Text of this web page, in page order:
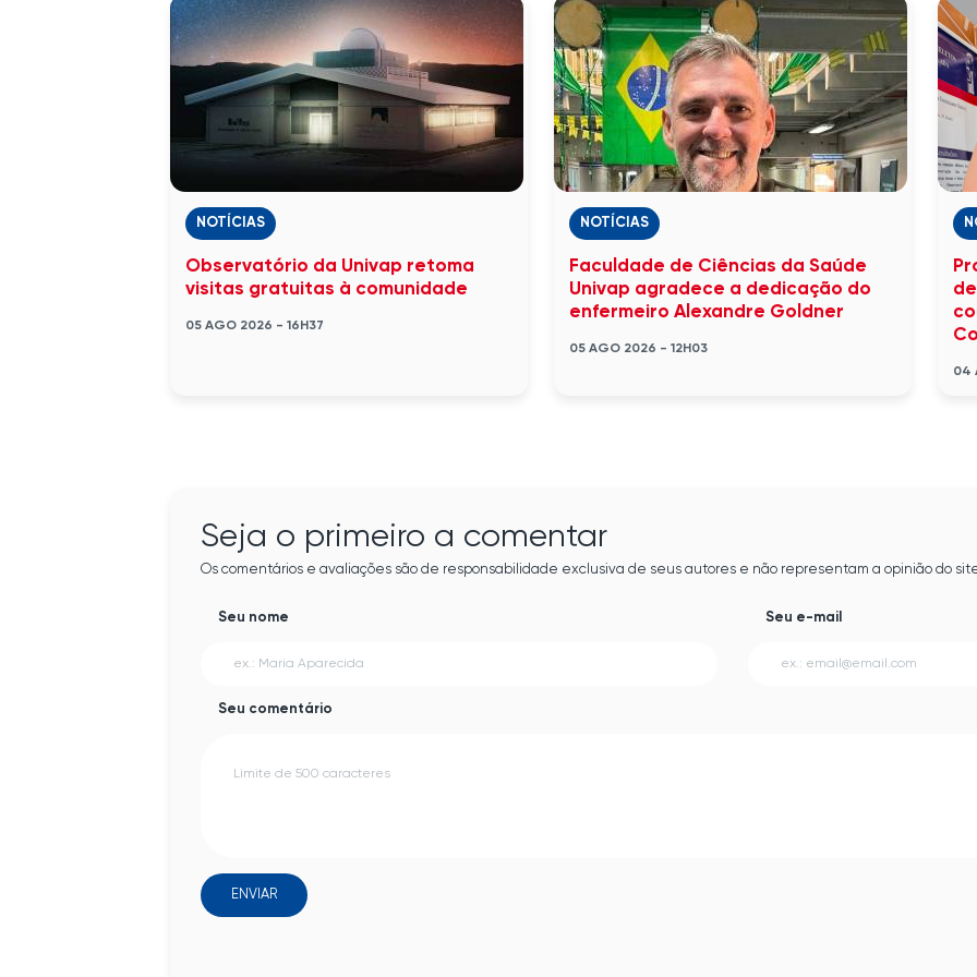
NOTÍCIAS
Observatório da Univap retoma
visitas gratuitas à comunidade
05 AGO 2026 - 16H37
NOTÍCIAS
Faculdade de Ciências da Saúde
Univap agradece a dedicação do
enfermeiro Alexandre Goldner
05 AGO 2026 - 12H03
04
Seja o primeiro a comentar
Os comentários e avaliações são de responsabilidade exclusiva de seus autores e não representam a opinião do
Seu nome Seu e-mail
Seu comentário
ENVIAR